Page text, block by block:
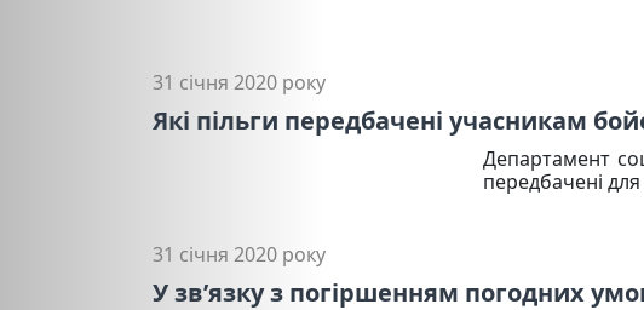
31 січня 2020 року
Які пільги передбачені учасникам
Департамент
передбачені
31 січня 2020 року
У зв’язку з погіршенням погодних